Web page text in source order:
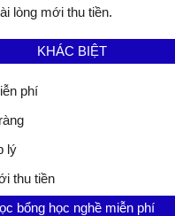
lòng mới thu tiền.
KHÁC BIỆT
phí
lý
thu tiền
bổng học nghề miễn phí